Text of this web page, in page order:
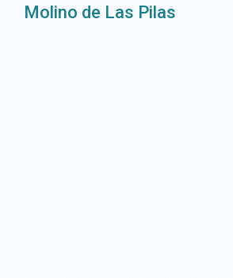
Molino de Las Pilas